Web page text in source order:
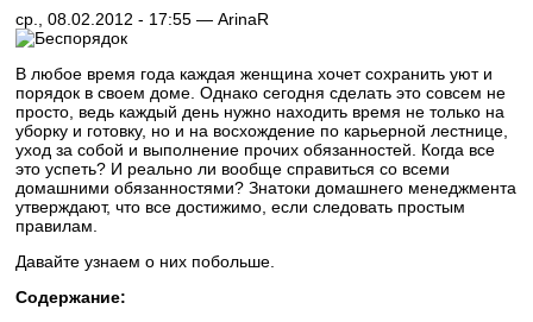
ср., 08.02.2012 - 17:55 — ArinaR
В любое время года каждая женщина хочет сохранить уют и
порядок в своем доме. Однако сегодня сделать это совсем не
просто, ведь каждый день нужно находить время не только на
уборку и готовку, но и на восхождение по карьерной лестнице,
уход за собой и выполнение прочих обязанностей. Когда все
это успеть? И реально ли вообще справиться со всеми
домашними обязанностями? Знатоки домашнего менеджмента
утверждают, что все достижимо, если следовать простым
правилам.
Давайте узнаем о них побольше.
Содержание: